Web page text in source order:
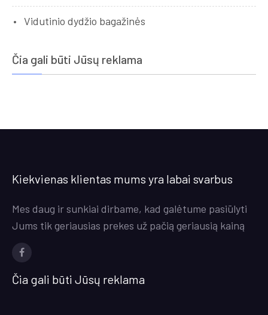
Vidutinio dydžio bagažinės
Čia gali būti Jūsų reklama
Kiekvienas klientas mums yra labai svarbus
Mes daug ir sunkiai dirbame, kad galėtume pasiūlyti
Jums tik geriausias prekes už pačią geriausią kainą
Čia gali būti Jūsų reklama